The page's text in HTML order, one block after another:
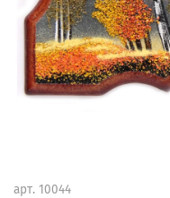
арт. 10044